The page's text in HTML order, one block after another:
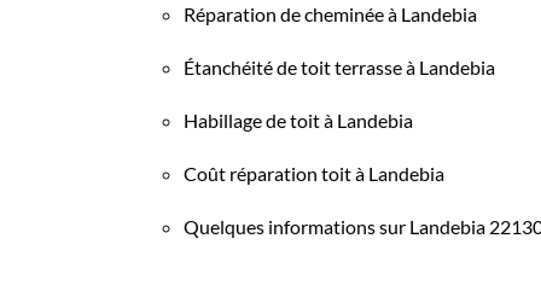
Réparation de cheminée à Landebia
Étanchéité de toit terrasse à Landebia
Habillage de toit à Landebia
Coût réparation toit à Landebia
Quelques informations sur Landebia